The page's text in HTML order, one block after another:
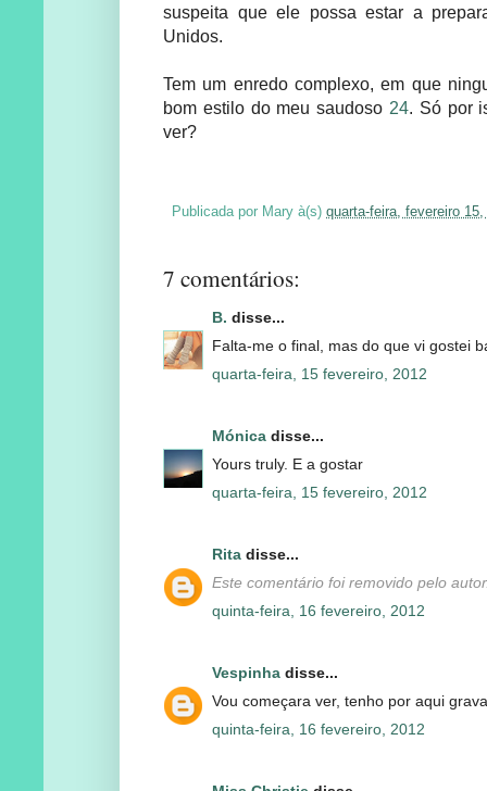
suspeita que ele possa estar a
Unidos.
Tem um enredo complexo, em que
bom estilo do meu saudoso 24. Só por
ver?
Publicada por Mary à(s) quarta-feira, fevereiro 15,
7 comentários:
B. disse...
Falta-me o final, mas do que vi gostei
quarta-feira, 15 fevereiro, 2012
Mónica disse...
Yours truly. E a gostar
quarta-feira, 15 fevereiro, 2012
Rita disse...
Este comentário foi removido pelo
quinta-feira, 16 fevereiro, 2012
Vespinha disse...
Vou começara ver, tenho por aqui
quinta-feira, 16 fevereiro, 2012